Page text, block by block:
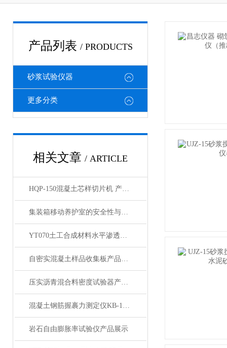
产品列表 / PRODUCTS
砂浆试验仪器
更多分类
相关文章 / ARTICLE
HQP-150混凝土芯样切片机 产品展示
集装箱移动养护室的安全性与防护设施分析
YT070土工合成材料水平渗透仪产品展示
自密实混凝土样品收集板产品展示
压实沥青混合料密度试验器产品展示
混凝土钢筋握裹力测定仪KB-150型产品展示
岩石自由膨胀率试验仪产品展示